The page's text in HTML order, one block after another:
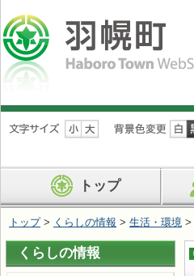
ナ
ビ
ン
を
ば
す
トップ
トップ> くらしの情報 > 生活・環境 >
くらしの情報